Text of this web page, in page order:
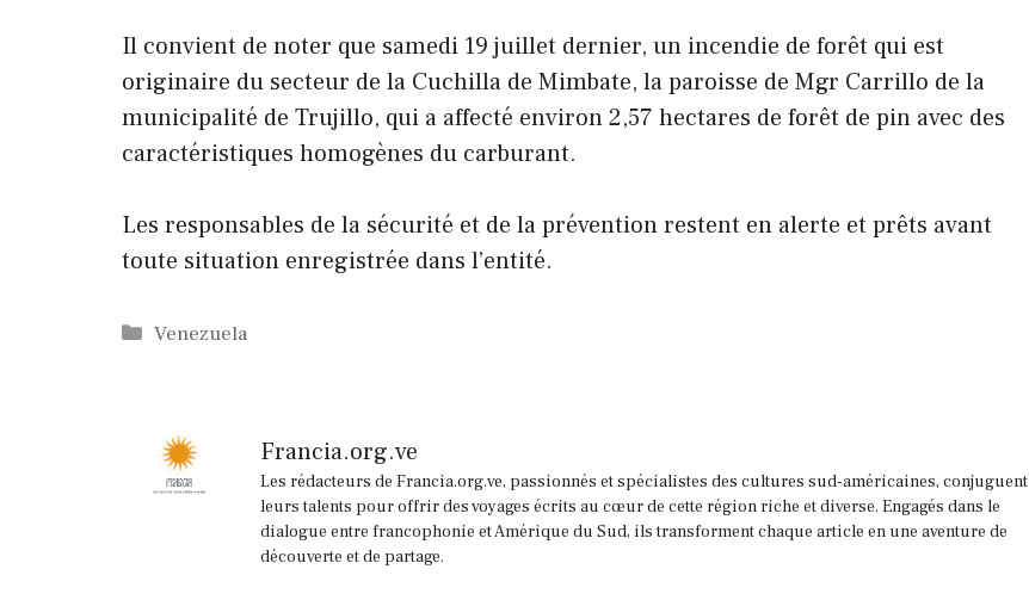
Il convient de noter que samedi 19 juillet dernier, un incendie de forêt qui est
originaire du secteur de la Cuchilla de Mimbate, la paroisse de Mgr Carrillo de la
municipalité de Trujillo, qui a affecté environ 2,57 hectares de forêt de pin avec des
caractéristiques homogènes du carburant.
Les responsables de la sécurité et de la prévention restent en alerte et prêts avant
toute situation enregistrée dans l’entité.
Catégories
Venezuela
Francia.org.ve
Les rédacteurs de Francia.org.ve, passionnés et spécialistes des cultures sud-américaines, conjuguent
leurs talents pour offrir des voyages écrits au cœur de cette région riche et diverse. Engagés dans le
dialogue entre francophonie et Amérique du Sud, ils transforment chaque article en une aventure de
découverte et de partage.